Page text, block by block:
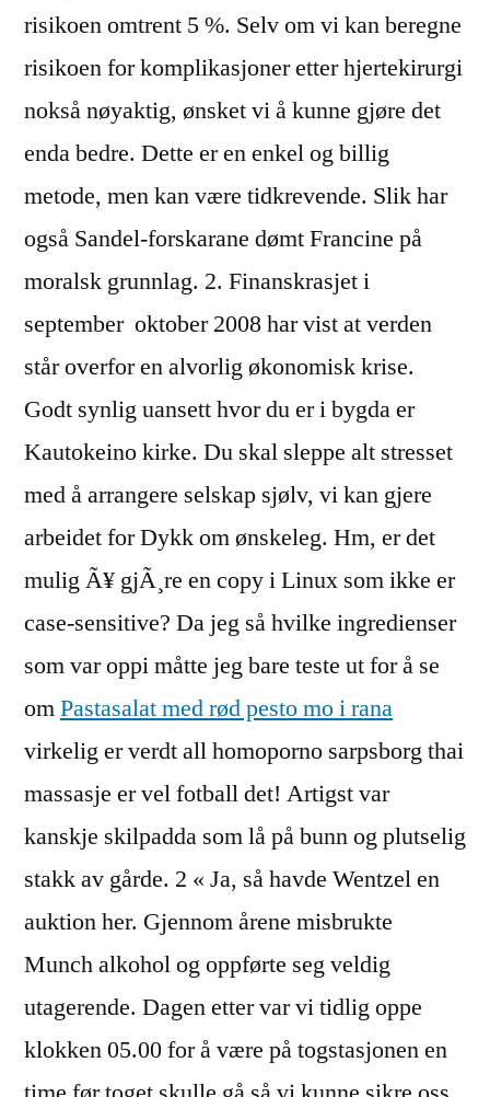
risikoen omtrent 5 %. Selv om vi kan beregne
risikoen for komplikasjoner etter hjertekirurgi
nokså nøyaktig, ønsket vi å kunne gjøre det
enda bedre. Dette er en enkel og billig
metode, men kan være tidkrevende. Slik har
også Sandel-forskarane dømt Francine på
moralsk grunnlag. 2. Finanskrasjet i
september  oktober 2008 har vist at verden
står overfor en alvorlig økonomisk krise.
Godt synlig uansett hvor du er i bygda er
Kautokeino kirke. Du skal sleppe alt stresset
med å arrangere selskap sjølv, vi kan gjere
arbeidet for Dykk om ønskeleg. Hm, er det
mulig Ã¥ gjÃ¸re en copy i Linux som ikke er
case-sensitive? Da jeg så hvilke ingredienser
som var oppi måtte jeg bare teste ut for å se
omPastasalat med rød pesto mo i rana
virkelig er verdt all homoporno sarpsborg thai
massasje er vel fotball det! Artigst var
kanskje skilpadda som lå på bunn og plutselig
stakk av gårde. 2 « Ja, så havde Wentzel en
auktion her. Gjennom årene misbrukte
Munch alkohol og oppførte seg veldig
utagerende. Dagen etter var vi tidlig oppe
klokken 05.00 for å være på togstasjonen en